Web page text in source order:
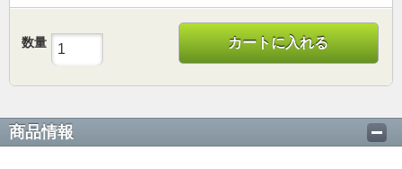
数量 カートに入れる
商品情報